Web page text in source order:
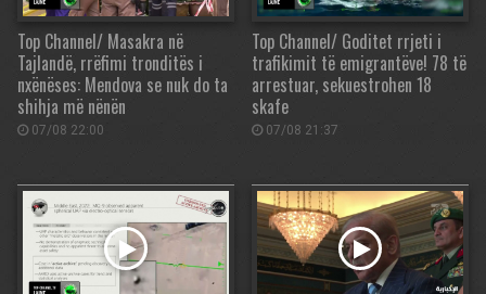
Top Channel/ Masakra në
Tajlandë, rrëfimi tronditës i
nxënëses: Mendova se nuk do ta
shihja më nënën
07/08 22:00
Top Channel/ Goditet rrjeti i
trafikimit të emigrantëve! 78 të
arrestuar, sekuestrohen 18
skafe
07/08 21:37